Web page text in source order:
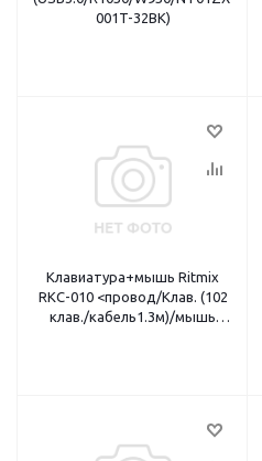
001T-32BK)
Клавиатура+мышь Ritmix
RKC-010 <провод/Клав. (102
клав./кабель1.3м)/мышь